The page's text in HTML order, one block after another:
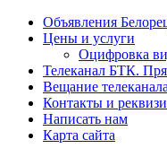
Объявления
Цены и услуги
Оцифровка
Телеканал БТК.
Вещание
Контакты и
Написать нам
Карта сайта